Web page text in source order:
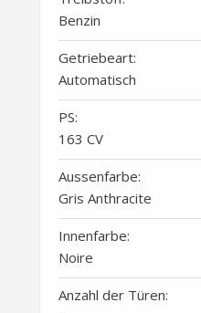
Benzin
Getriebeart:
Automatisch
PS:
163 CV
Aussenfarbe:
Gris Anthracite
Innenfarbe:
Noire
Anzahl der Türen: